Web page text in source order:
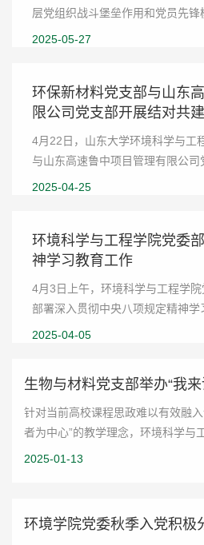
层党组织战斗堡垒作用和党员先锋
带头人”教师党支部书记“强国行”
2025-05-27
环保新材料党支部与山东
限公司党支部开展结对共
4月22日，山东大学环境科学与工
与山东高速鲁中项目管理有限公司
桥梁联校企，绿色发展共前行”为
2025-04-25
环境科学与工程学院党委
神学习教育工作
4月3日上午，环境科学与工程学
部署深入贯彻中央八项规定精神学
工委副书记、环境科学与工程学院
2025-04-05
生物与材料党支部举办“我
针对当前高校课程思政难以有效融
者为中心”的教学理念，环境科学与
于2024年6月至2025年1月期间开展
2025-01-13
环境学院党委秋季入党积极